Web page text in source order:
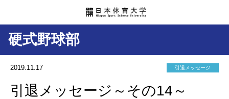
硬式野球部
2019.11.17 引退メッセージ
引退メッセージ～その14～